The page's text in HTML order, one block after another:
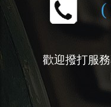
(
歡迎撥打服